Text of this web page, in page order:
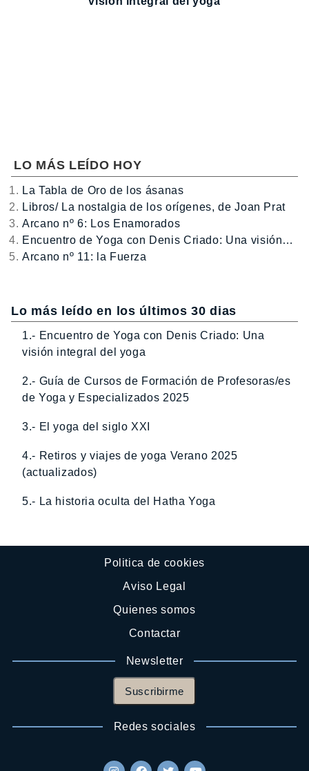
LO MÁS LEÍDO HOY
La Tabla de Oro de los ásanas
Libros/ La nostalgia de los orígenes, de Joan Prat
Arcano nº 6: Los Enamorados
Encuentro de Yoga con Denis Criado: Una visión…
Arcano nº 11: la Fuerza
Lo más leído en los últimos 30 dias
1.- Encuentro de Yoga con Denis Criado: Una
visión integral del yoga
2.- Guía de Cursos de Formación de Profesoras/es
de Yoga y Especializados 2025
3.- El yoga del siglo XXI
4.- Retiros y viajes de yoga Verano 2025
(actualizados)
5.- La historia oculta del Hatha Yoga
Politica de cookies
Aviso Legal
Quienes somos
Contactar
Newsletter
Suscribirme
Redes sociales